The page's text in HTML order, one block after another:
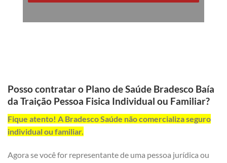
Posso contratar o Plano de Saúde Bradesco Baía
da Traição Pessoa Fisica Individual ou Familiar?
Fique atento! A Bradesco Saúde não comercializa seguro
individual ou familiar.
Agora se você for representante de uma pessoa jurídica ou